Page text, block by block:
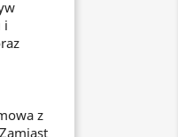
i
z